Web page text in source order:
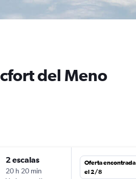
del Meno
2 escalas
20 h 20 min
Oferta encontrada
el 2/8